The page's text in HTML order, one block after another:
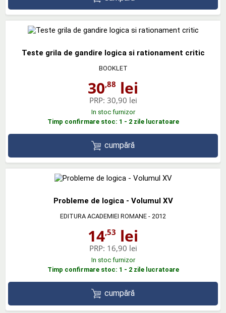
Teste grila de gandire logica si rationament critic
BOOKLET
30,88 lei
PRP: 30,90 lei
In stoc furnizor
Timp confirmare stoc: 1 - 2 zile lucratoare
cumpără
Probleme de logica - Volumul XV
EDITURA ACADEMIEI ROMANE - 2012
14,53 lei
PRP: 16,90 lei
In stoc furnizor
Timp confirmare stoc: 1 - 2 zile lucratoare
cumpără